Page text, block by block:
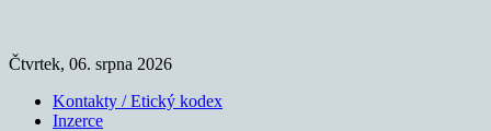
Čtvrtek, 06. srpna 2026
Kontakty / Etický kodex
Inzerce